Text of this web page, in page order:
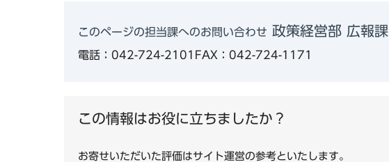
このページの担当課へのお問い合わせ 政策経営部 広報課
電話：042-724-2101 FAX：042-724-1171
この情報はお役に立ちましたか？
お寄せいただいた評価はサイト運営の参考といたします。